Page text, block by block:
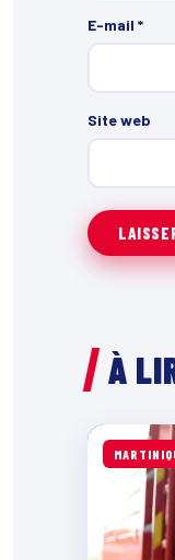
E-mail *
Site web
À